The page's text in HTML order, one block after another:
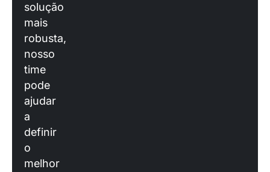
solução
mais
robusta,
nosso
time
pode
ajudar
a
definir
o
melhor